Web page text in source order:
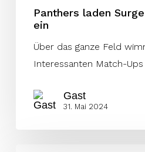
Panthers laden
ein
Über das ganze Feld
Interessanten Match-Ups
Gast
31. Mai 2024